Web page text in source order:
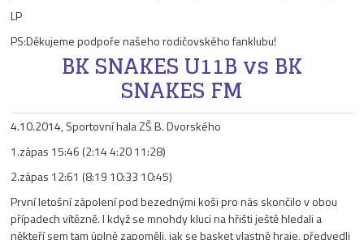
LP
PS:Děkujeme podpoře našeho rodičovského fanklubu!
BK SNAKES U11B vs BK
SNAKES FM
4.10.2014, Sportovní hala ZŠ B. Dvorského
1.zápas 15:46 (2:14 4:20 11:28)
2.zápas 12:61 (8:19 10:33 10:45)
První letošní zápolení pod bezednými koši pro nás skončilo v obou
případech vítězně. I když se mnohdy kluci na hřišti ještě hledali a
někteří sem tam úplně zapoměli, jak se basket vlastně hraje, předvedli